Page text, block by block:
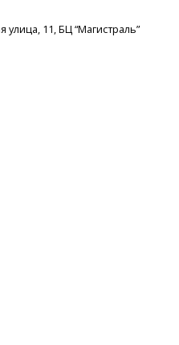
улица, 11, ​БЦ “Магистраль”